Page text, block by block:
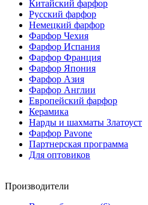
Китайский фарфор
Русский фарфор
Немецкий фарфор
Фарфор Чехия
Фарфор Испания
Фарфор Франция
Фарфор Япония
Фарфор Азия
Фарфор Англии
Европейский фарфор
Керамика
Нарды и шахматы Златоуст
Фарфор Pavone
Партнерская программа
Для оптовиков
Производители